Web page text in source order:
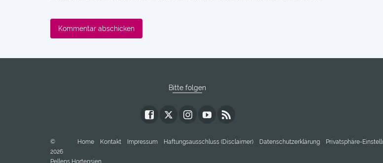
Bitte folgen
Home Kontakt Impressum Haftungsausschluss (Disclaimer) Datenschutzerklärung Privatsphäre-
©
2026